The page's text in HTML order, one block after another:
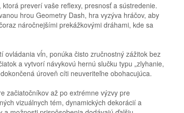
preverí vaše reflexy, presnosť a sústredenie.
hrou Geometry Dash, hra vyzýva hráčov, aby
náročnejšími prekážkovými dráhami, kde sa
ovládania vĺn, ponúka čisto zručnostný zážitok bez
a vytvorí návykovú hernú slučku typu „zlyhanie,
úroveň cíti neuveriteľne obohacujúca.
začiatočníkov až po extrémne výzvy pre
vizuálnych tém, dynamických dekorácií a